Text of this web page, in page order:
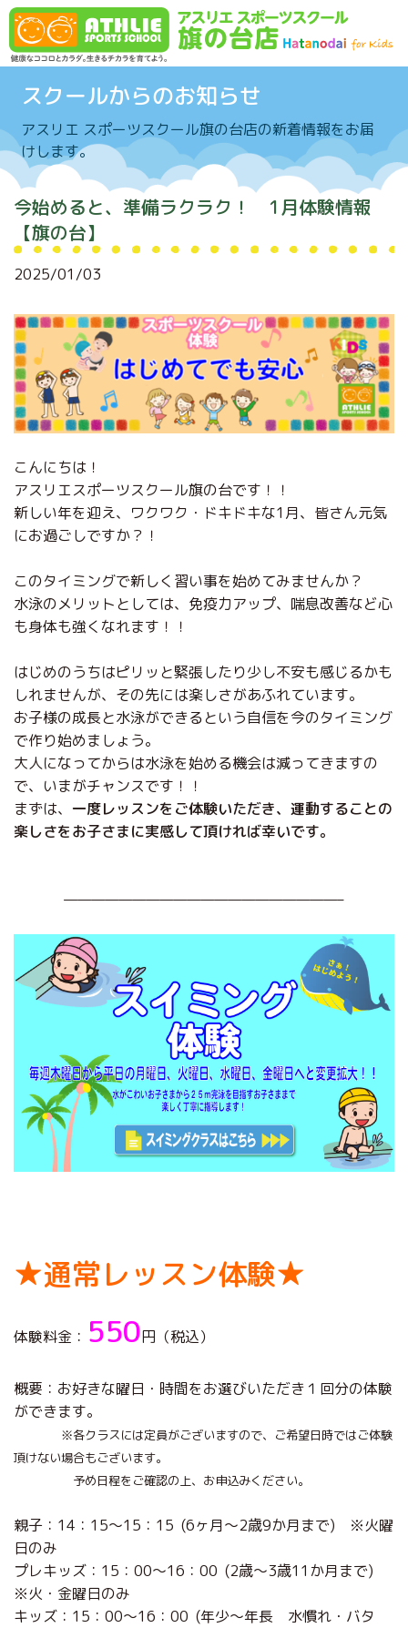
Skip to content
スクールからのお知らせ
アスリエ スポーツスクール旗の台店の新着情報をお届
けします。
今始めると、準備ラクラク！ 1月体験情報
【旗の台】
2025/01/03
こんにちは！
アスリエスポーツスクール旗の台です！！
新しい年を迎え、ワクワク・ドキドキな1月、皆さん元気
にお過ごしですか？！
このタイミングで新しく習い事を始めてみませんか？
水泳のメリットとしては、免疫力アップ、喘息改善など心
も身体も強くなれます！！
はじめのうちはピリッと緊張したり少し不安も感じるかも
しれませんが、その先には楽しさがあふれています。
お子様の成長と水泳ができるという自信を今のタイミング
で作り始めましょう。
大人になってからは水泳を始める機会は減ってきますの
で、いまがチャンスです！！
‎まずは、‎ ‎一度レッスンをご体験いただき、運動することの
楽しさをお子さまに実感して頂ければ幸いです。
————————————————————–
★通常レッスン体験★
体験料金： 550円（税込）
概要：お好きな曜日・時間をお選びいただき１回分の体験
ができます。
※各クラスには定員がございますので、ご希望日時ではご体験
頂けない場合もございます。
予め日程をご確認の上、お申込みください。
親子：14：15～15：15 (6ヶ月～2歳9か月まで) ※火曜
日のみ
プレキッズ：15：00～16：00 (2歳～3歳11か月まで)
※火・金曜日のみ
キッズ：15：00～16：00 (年少～年長 水慣れ・バタ